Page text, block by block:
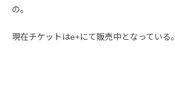
の。
現在チケットはe+にて販売中となっている。